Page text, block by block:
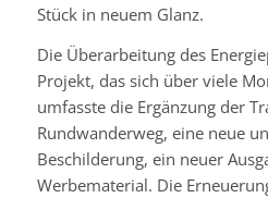
Stück in neuem Glanz.
Die Überarbeitung des
Projekt, das sich über viele
umfasste die Ergänzung der
Rundwanderweg, eine neue
Beschilderung, ein neuer
Werbematerial. Die